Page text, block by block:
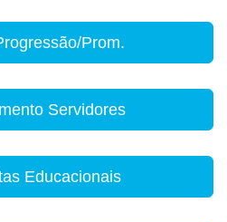
Prom.
Servidores
Educacionais